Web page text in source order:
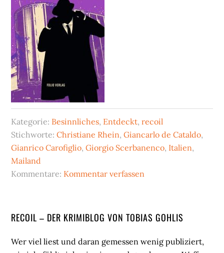
Kategorie: Besinnliches, Entdeckt,recoil
Stichworte:Christiane Rhein,Giancarlo de Cataldo,
Gianrico Carofiglio,Giorgio Scerbanenco, Italien,
Mailand
Kommentare: Kommentar verfassen
Seitenspalte
RECOIL – DER KRIMIBLOG VON TOBIAS GOHLIS
Wer viel liest und daran gemessen wenig publiziert,